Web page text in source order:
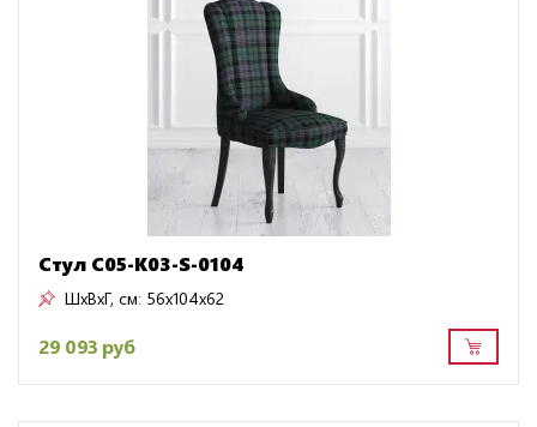
Стул C05-K03-S-0104
ШxВxГ, см: 56x104x62
29 093 руб